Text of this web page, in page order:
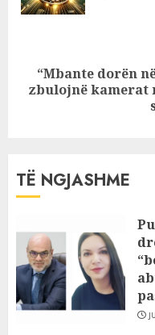
Next
“Mbante dorën
zbulojnë kamerat
TË NGJASHME